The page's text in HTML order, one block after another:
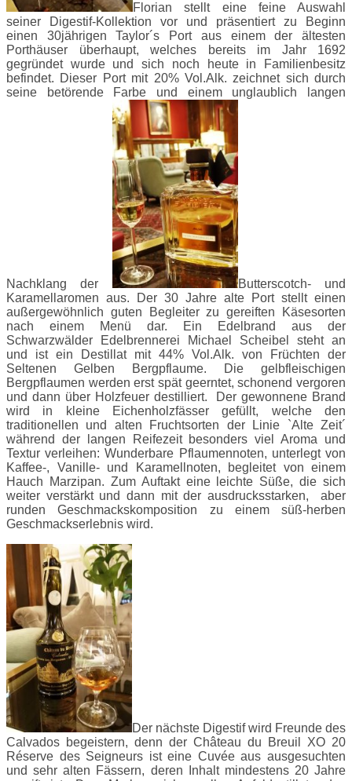
Florian stellt eine feine Auswahl
seiner Digestif-Kollektion vor und präsentiert zu Beginn
einen 30jährigen Taylor´s Port aus einem der ältesten
Porthäuser überhaupt, welches bereits im Jahr 1692
gegründet wurde und sich noch heute in Familienbesitz
befindet. Dieser Port mit 20% Vol.Alk. zeichnet sich durch
seine betörende Farbe und einem unglaublich langen
Nachklang der
Butterscotch- und
Karamellaromen aus. Der 30 Jahre alte Port stellt einen
außergewöhnlich guten Begleiter zu gereiften Käsesorten
nach einem Menü dar. Ein Edelbrand aus der
Schwarzwälder Edelbrennerei Michael Scheibel steht an
und ist ein Destillat mit 44% Vol.Alk. von Früchten der
Seltenen Gelben Bergpflaume. Die gelbfleischigen
Bergpflaumen werden erst spät geerntet, schonend vergoren
und dann über Holzfeuer destilliert. Der gewonnene Brand
wird in kleine Eichenholzfässer gefüllt, welche den
traditionellen und alten Fruchtsorten der Linie `Alte Zeit´
während der langen Reifezeit besonders viel Aroma und
Textur verleihen: Wunderbare Pflaumennoten, unterlegt von
Kaffee-, Vanille- und Karamellnoten, begleitet von einem
Hauch Marzipan. Zum Auftakt eine leichte Süße, die sich
weiter verstärkt und dann mit der ausdrucksstarken, aber
runden Geschmackskomposition zu einem süß-herben
Geschmackserlebnis wird.
Der nächste Digestif wird Freunde des
Calvados begeistern, denn der Château du Breuil XO 20
Réserve des Seigneurs ist eine Cuvée aus ausgesuchten
und sehr alten Fässern, deren Inhalt mindestens 20 Jahre